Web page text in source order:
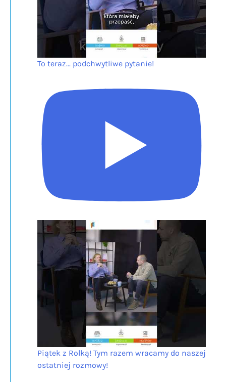
To teraz... podchwytliwe pytanie!
Piątek z Rolką! Tym razem wracamy do naszej
ostatniej rozmowy!